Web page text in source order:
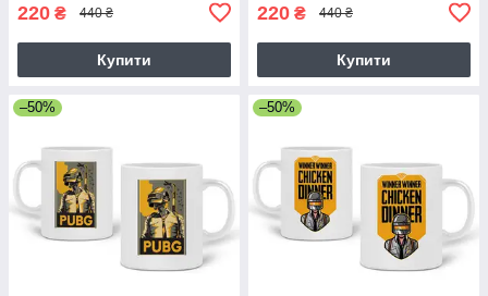
220 ₴ 440 ₴
Купити
220 ₴ 440 ₴
Купити
–50% –50%